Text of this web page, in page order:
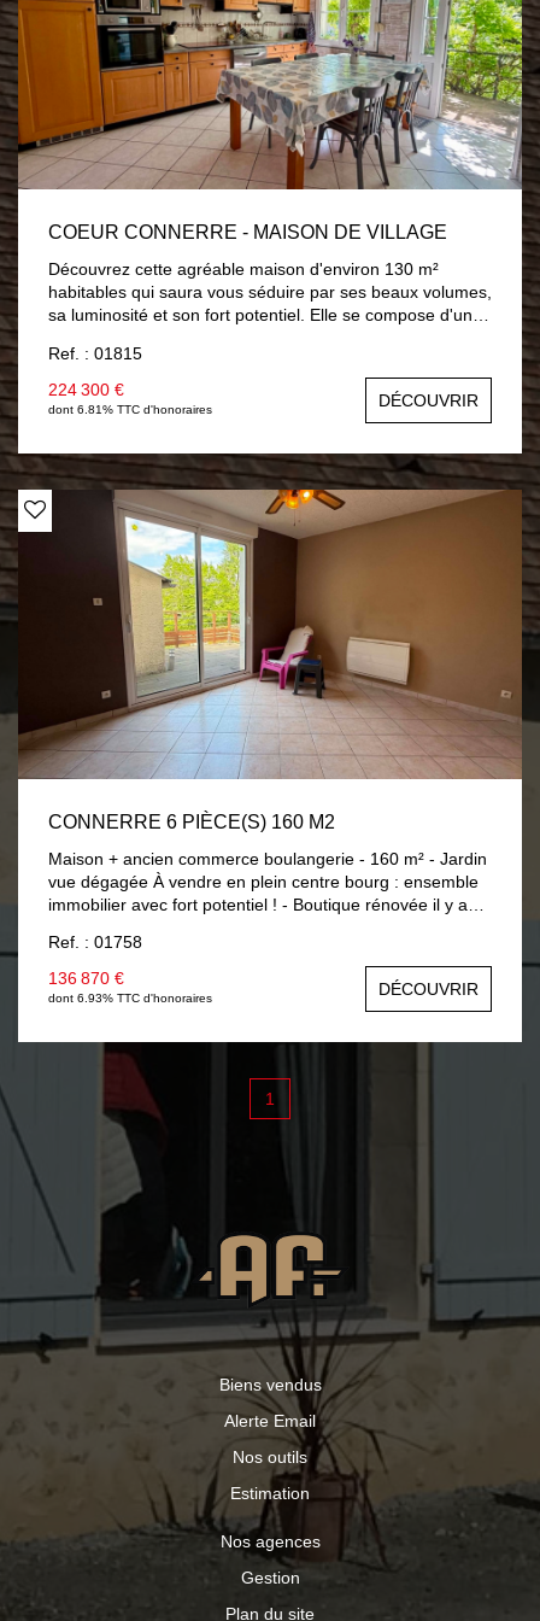
COEUR CONNERRE - MAISON DE VILLAGE
Découvrez cette agréable maison d'environ 130 m²
habitables qui saura vous séduire par ses beaux volumes,
sa luminosité et son fort potentiel. Elle se compose d'une
cuisine aménagée et équipée, d'un WC, d'une salle de
bains ainsi que de 4 belles chambres à l'étage avec la
possibilité d'une 5? chambre selon vos besoins. La
maison dispose également d'un sous-sol total offrant de
nombreuses possibilités : stockage, atelier, buanderie,
garage ou encore espace bricolage. Une maison
fonctionnelle et familiale avec un terrain agréable de 429
m² et proximité immédiate des commerces, écoles et
services font partie des nombreux atouts de ce bien.
Ref. : 01815
224 300 €
dont 6.81% TTC d'honoraires DÉCOUVRIR
CONNERRE 6 PIÈCE(S) 160 M2
Maison + ancien commerce boulangerie - 160 m² - Jardin
vue dégagée À vendre en plein centre bourg : ensemble
immobilier avec fort potentiel ! - Boutique rénovée il y a
refaite. -Ancien fournil (env. 59 m²) : réserve, douche,
WC, grenier sur l'ensemble. - Maison d'habitation (env. 90
m²) : RDC : cuisine aménagée/équipée, salle à manger
Étage : 3 chambres (dont 2 en enfilade), salle d'eau, WC
séparé, pièce en plus (future sde ou bureau) Extérieur :
Terrasse, cave voûtée, jardin avec belle vue sur le Duée.
Idéal projet pro/artisan, investisseur. Travaux à prévoir
mais bon potentiel. Bourg calme, commodités à pied
Ref. : 01758
136 870 €
dont 6.93% TTC d'honoraires DÉCOUVRIR
1
Biens vendus
Alerte Email
Nos outils
Estimation
Nos agences
Gestion
Plan du site